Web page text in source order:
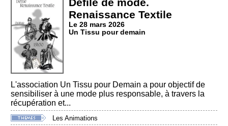
Renaissance Textile
Le 28 mars 2026
Un Tissu pour demain
L'association Un Tissu pour Demain a pour objectif de
sensibiliser à une mode plus responsable, à travers la
récupération et...
Les Animations